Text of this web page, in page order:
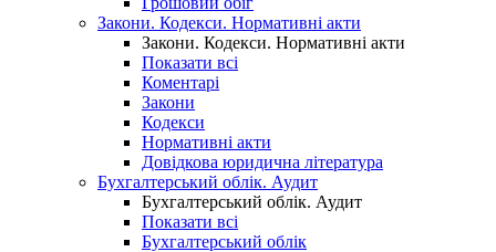
Закони. Кодекси. Нормативні акти
Закони. Кодекси. Нормативні акти
Показати всі
Коментарі
Закони
Кодекси
Нормативні акти
Довідкова юридична література
Бухгалтерський облік. Аудит
Бухгалтерський облік. Аудит
Показати всі
Бухгалтерський облік